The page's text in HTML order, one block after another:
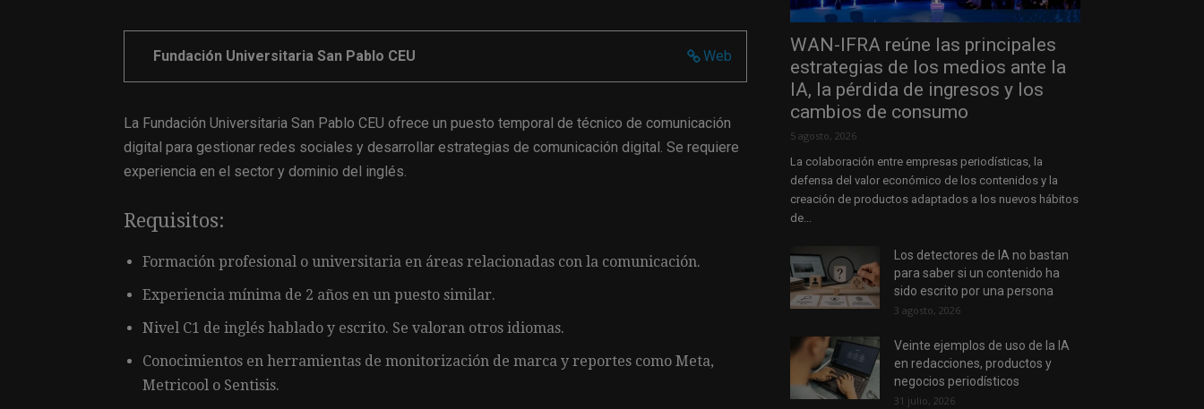
Web
Fundación Universitaria San Pablo CEU
La Fundación Universitaria San Pablo CEU ofrece un puesto temporal de técnico de comunicación
digital para gestionar redes sociales y desarrollar estrategias de comunicación digital. Se requiere
experiencia en el sector y dominio del inglés.
Requisitos:
Formación profesional o universitaria en áreas relacionadas con la comunicación.
Experiencia mínima de 2 años en un puesto similar.
Nivel C1 de inglés hablado y escrito. Se valoran otros idiomas.
Conocimientos en herramientas de monitorización de marca y reportes como Meta,
Metricool o Sentisis.
WAN-IFRA reúne las principales
estrategias de los medios ante la
IA, la pérdida de ingresos y los
cambios de consumo
5 agosto, 2026
La colaboración entre empresas periodísticas, la
defensa del valor económico de los contenidos y la
creación de productos adaptados a los nuevos hábitos
de...
Los detectores de IA no bastan
para saber si un contenido ha
sido escrito por una persona
3 agosto, 2026
Veinte ejemplos de uso de la IA
en redacciones, productos y
negocios periodísticos
31 julio, 2026